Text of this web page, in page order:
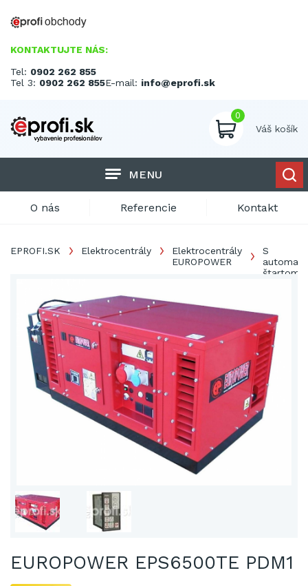
KONTAKTUJTE NÁS:
Tel: 0902 262 855
Tel 3: 0902 262 855E-mail: info@eprofi.sk
0
Váš košík
MENU
O nás Referencie Kontakt
EPROFI.SK Elektrocentrály
Elektrocentrály
EUROPOWER
S
štartom
EUROPOWER EPS6500TE PDM1